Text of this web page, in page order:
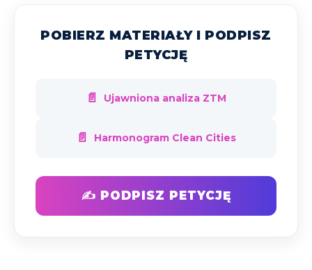
POBIERZ MATERIAŁY I PODPISZ
PETYCJĘ
📄 Ujawniona analiza ZTM
📄 Harmonogram Clean Cities
✍ PODPISZ PETYCJĘ